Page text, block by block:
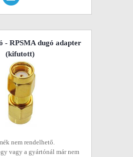
- RPSMA dugó adapter
(kifutott)
nem rendelhető.
vagy a gyártónál már nem